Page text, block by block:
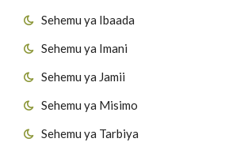
Sehemu ya Ibaada
Sehemu ya Imani
Sehemu ya Jamii
Sehemu ya Misimo
Sehemu ya Tarbiya